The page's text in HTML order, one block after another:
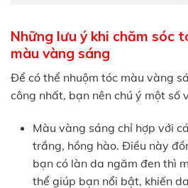
Những lưu ý khi chăm sóc
màu vàng sáng
Để có thể nhuộm tóc màu vàng
công nhất, bạn nên chú ý một số
Màu vàng sáng chỉ hợp với
trắng, hồng hào. Điều này
bạn có làn da ngăm đen thì
thể giúp bạn nổi bật, khiến